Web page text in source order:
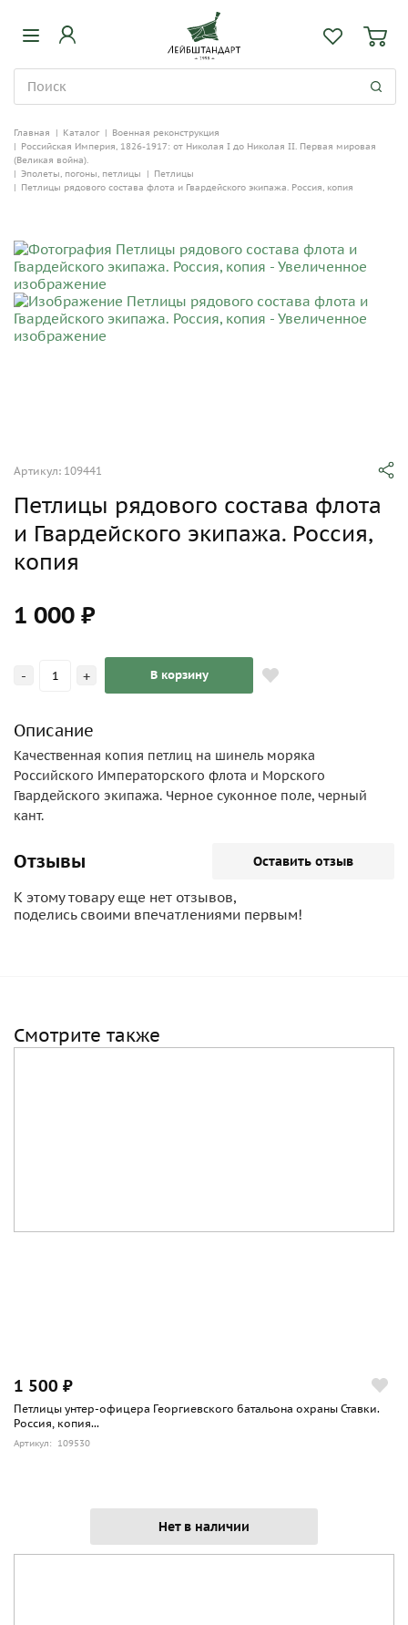
Главная | Каталог | Военная реконструкция
| Российская Империя, 1826-1917: от Николая I до Николая II. Первая мировая
(Великая война).
| Эполеты, погоны, петлицы | Петлицы
| Петлицы рядового состава флота и Гвардейского экипажа. Россия, копия
Артикул: 109441
Петлицы рядового состава флота
и Гвардейского экипажа. Россия,
копия
1 000 ₽
- + В корзину
Описание
Качественная копия петлиц на шинель моряка
Российского Императорского флота и Морского
Гвардейского экипажа. Черное суконное поле, черный
кант.
Отзывы Оставить отзыв
К этому товару еще нет отзывов,
поделись своими впечатлениями первым!
Смотрите также
1 500 ₽
Петлицы унтер-офицера Георгиевского батальона охраны Ставки.
Россия, копия...
Артикул: 109530
Нет в наличии